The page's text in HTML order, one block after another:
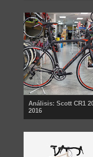
Análisis: Scott CR1
2016